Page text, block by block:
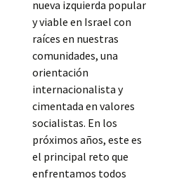
nueva izquierda popular
y viable en Israel con
raíces en nuestras
comunidades, una
orientación
internacionalista y
cimentada en valores
socialistas. En los
próximos años, este es
el principal reto que
enfrentamos todos